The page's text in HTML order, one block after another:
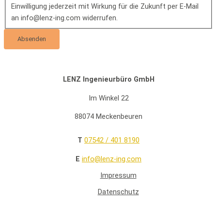
Einwilligung jederzeit mit Wirkung für die Zukunft per E-Mail
an info@lenz-ing.com widerrufen.
LENZ Ingenieurbüro GmbH
Im Winkel 22
88074 Meckenbeuren
T 07542 / 401 8190
E info@lenz-ing.com
Impressum
Datenschutz